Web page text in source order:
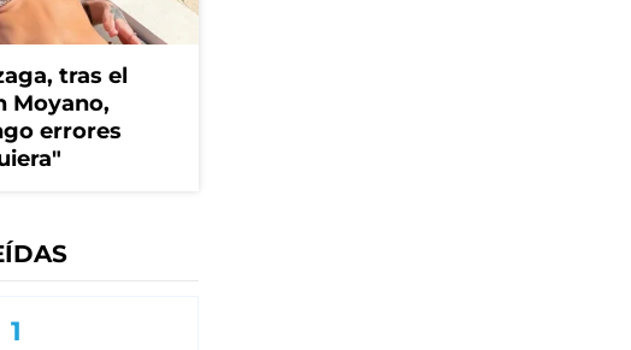
tras el
Moyano,
errores